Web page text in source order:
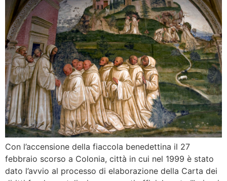
Con l’accensione della fiaccola benedettina il 27
febbraio scorso a Colonia, città in cui nel 1999 è stato
dato l’avvio al processo di elaborazione della Carta dei